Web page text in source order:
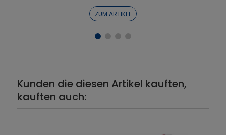
ZUM ARTIKEL
Kunden die diesen Artikel kauften,
kauften auch: